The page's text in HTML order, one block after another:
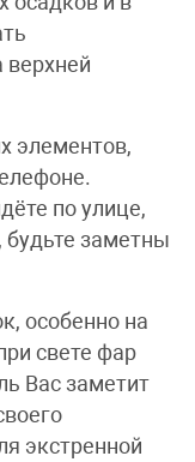
элементов,
по улице,
будьте заметны
особенно на
свете фар
Вас заметит
экстренной